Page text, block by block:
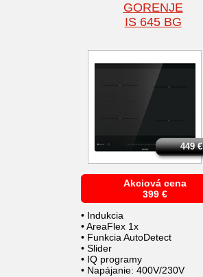
GORENJE
IS 645 BG
Akciová cena
399 €
• Indukcia
• AreaFlex 1x
• Funkcia AutoDetect
• Slider
• IQ programy
• Napájanie: 400V/230V
449€